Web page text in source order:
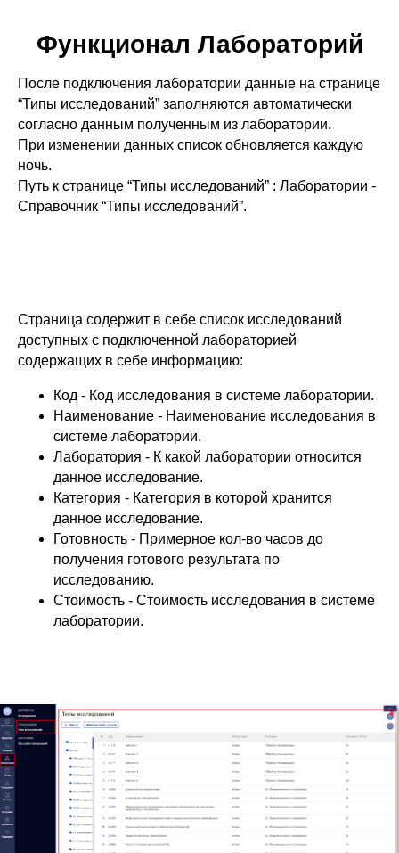
Функционал Лабораторий
После подключения лаборатории данные на странице
“Типы исследований” заполняются автоматически
согласно данным полученным из лаборатории.
При изменении данных список обновляется каждую
ночь.
Путь к странице “Типы исследований” : Лаборатории -
Справочник “Типы исследований”.
Страница содержит в себе список исследований
доступных с подключенной лабораторией
содержащих в себе информацию:
Код - Код исследования в системе лаборатории.
Наименование - Наименование исследования в
системе лаборатории.
Лаборатория - К какой лаборатории относится
данное исследование.
Категория - Категория в которой хранится
данное исследование.
Готовность - Примерное кол-во часов до
получения готового результата по
исследованию.
Стоимость - Стоимость исследования в системе
лаборатории.